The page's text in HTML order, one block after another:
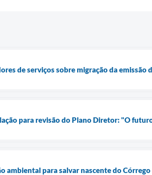
de serviços sobre migração da emissão
para revisão do Plano Diretor: "O
ambiental para salvar nascente do Córrego